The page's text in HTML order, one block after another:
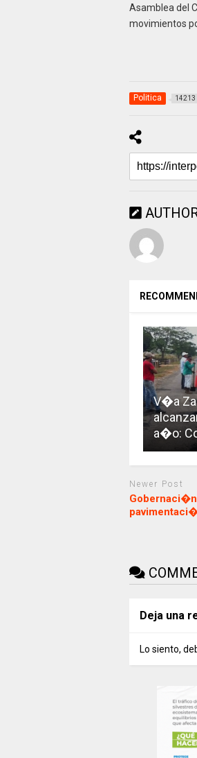
Asamblea del
movimientos
Politica 14213
V�a
a�o:
Newer Post
Deja una
Lo siento,